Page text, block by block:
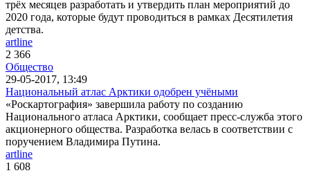
трёх месяцев разработать и утвердить план мероприятий до
2020 года, которые будут проводиться в рамках Десятилетия
детства.
artline
2 366
Общество
29-05-2017, 13:49
Национальный атлас Арктики одобрен учёными
«Роскартография» завершила работу по созданию
Национального атласа Арктики, сообщает пресс-служба этого
акционерного общества. Разработка велась в соответствии с
поручением Владимира Путина.
artline
1 608